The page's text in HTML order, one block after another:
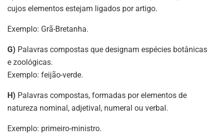
cujos elementos estejam ligados por artigo.
Exemplo: Grã-Bretanha.
G) Palavras compostas que designam espécies botânicas
e zoológicas.
Exemplo: feijão-verde.
H) Palavras compostas, formadas por elementos de
natureza nominal, adjetival, numeral ou verbal.
Exemplo: primeiro-ministro.